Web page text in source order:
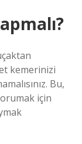
kemerinizi
Bu,
için